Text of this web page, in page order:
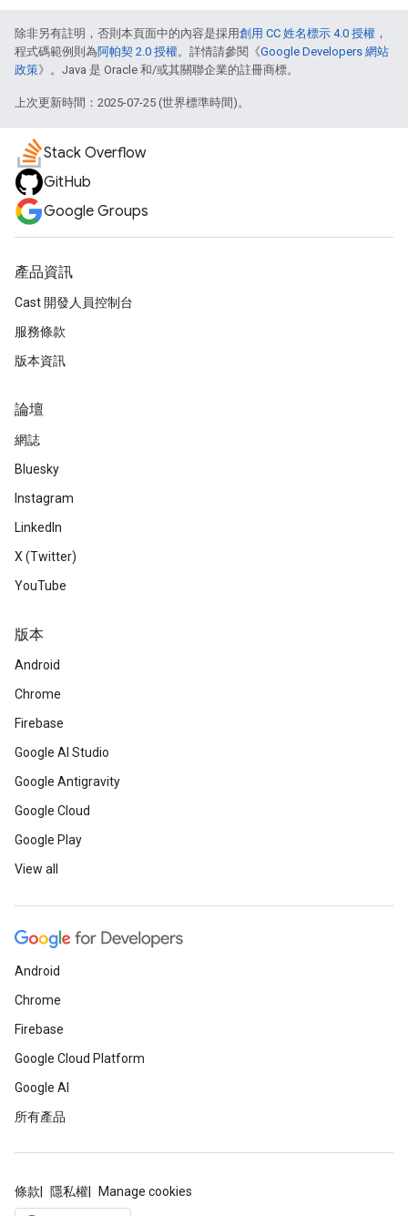
除非另有註明，否則本頁面中的內容是採用創用 CC 姓名標示 4.0 授權 ，
程式碼範例則為阿帕契 2.0 授權。詳情請參閱《Google Developers 網站
政策》。Java 是 Oracle 和/或其關聯企業的註冊商標。
上次更新時間：2025-07-25 (世界標準時間)。
Stack Overflow
GitHub
Google Groups
產品資訊
Cast 開發人員控制台
服務條款
版本資訊
論壇
網誌
Bluesky
Instagram
LinkedIn
X (Twitter)
YouTube
版本
Android
Chrome
Firebase
Google AI Studio
Google Antigravity
Google Cloud
Google Play
View all
Android
Chrome
Firebase
Google Cloud Platform
Google AI
所有產品
條款 隱私權 Manage cookies